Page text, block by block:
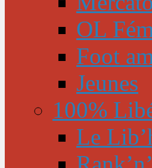
OL
Foot
Jeunes
100%
Le